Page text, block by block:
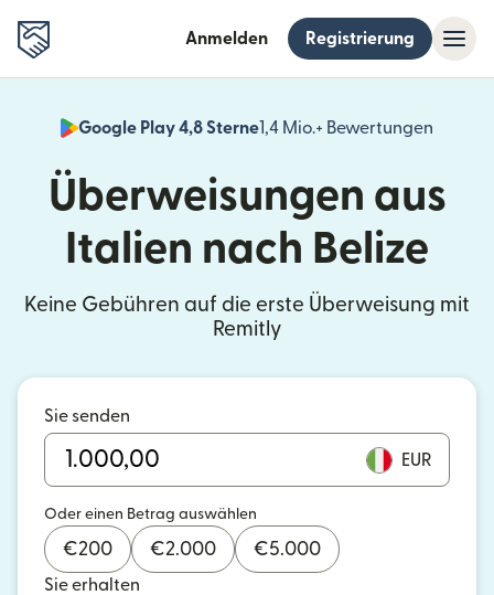
Anmelden Registrierung
Google Play 4,8 Sterne1,4 Mio.+ Bewertungen
Überweisungen aus
Italien nach Belize
Keine Gebühren auf die erste Überweisung mit
Remitly
Sie senden
EUR
Oder einen Betrag auswählen
€200 €2.000 €5.000
Sie erhalten